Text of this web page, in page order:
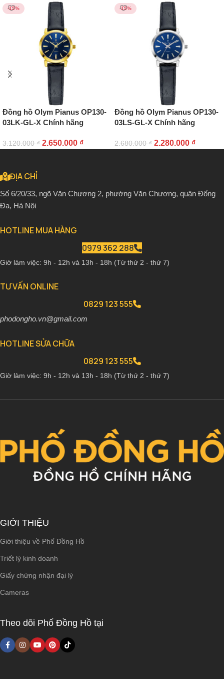
-15%
Đồng hồ Olym Pianus OP130-
03LK-GL-X Chính hãng
3.120.000₫ 2.650.000 ₫
-15%
Đồng hồ Olym Pianus OP130-
03LS-GL-X Chính hãng
2.680.000₫ 2.280.000 ₫
ĐỊA CHỈ
Số 6/20/33, ngõ Văn Chương 2, phường Văn Chương, quận Đống
Đa, Hà Nội
HOTLINE MUA HÀNG
0979 362 288
Giờ làm việc: 9h - 12h và 13h - 18h (Từ thứ 2 - thứ 7)
TƯ VẤN ONLINE
0829 123 555
phodongho.vn@gmail.com
HOTLINE SỬA CHỮA
0829 123 555
Giờ làm việc: 9h - 12h và 13h - 18h (Từ thứ 2 - thứ 7)
GIỚI THIỆU
Giới thiệu về Phố Đồng Hồ
Triết lý kinh doanh
Giấy chứng nhận đại lý
Cameras
Theo dõi Phố Đồng Hồ tại